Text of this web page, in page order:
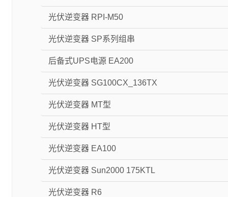
光伏逆变器 RPI-M50
光伏逆变器 SP系列组串
后备式UPS电源 EA200
光伏逆变器 SG100CX_136TX
光伏逆变器 MT型
光伏逆变器 HT型
光伏逆变器 EA100
光伏逆变器 Sun2000 175KTL
光伏逆变器 R6